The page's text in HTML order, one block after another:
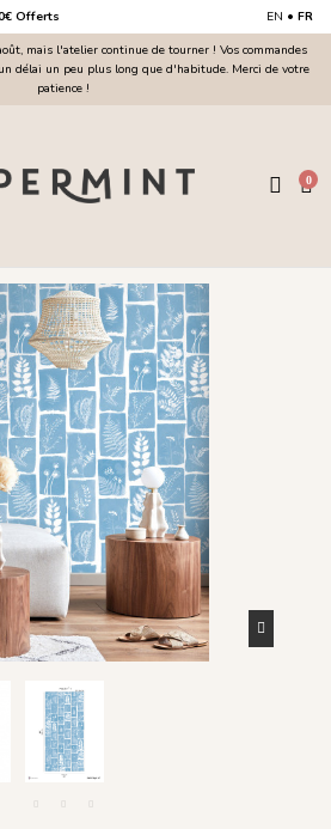
Offerts EN • FR
mais l'atelier continue de tourner ! Vos commandes
délai un peu plus long que d'habitude. Merci de votre
patience !
0